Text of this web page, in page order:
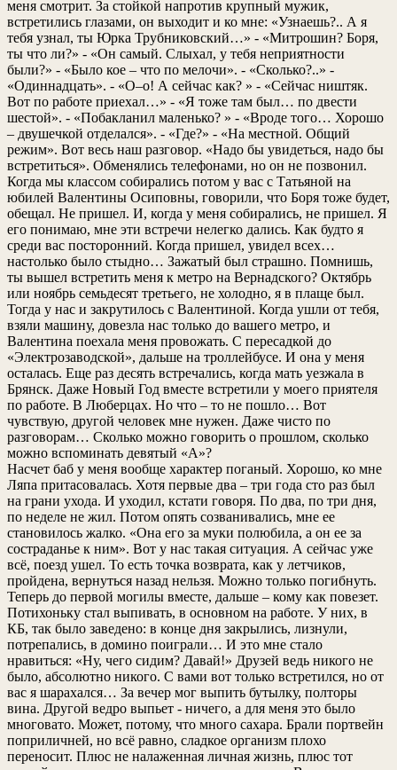
меня смотрит. За стойкой напротив крупный мужик,
встретились глазами, он выходит и ко мне: «Узнаешь?.. А я
тебя узнал, ты Юрка Трубниковский…» - «Митрошин? Боря,
ты что ли?» - «Он самый. Слыхал, у тебя неприятности
были?» - «Было кое – что по мелочи». - «Сколько?..» -
«Одиннадцать». - «О–о! А сейчас как? » - «Сейчас ништяк.
Вот по работе приехал…» - «Я тоже там был… по двести
шестой». - «Побакланил маленько? » - «Вроде того… Хорошо
– двушечкой отделался». - «Где?» - «На местной. Общий
режим». Вот весь наш разговор. «Надо бы увидеться, надо бы
встретиться». Обменялись телефонами, но он не позвонил.
Когда мы классом собирались потом у вас с Татьяной на
юбилей Валентины Осиповны, говорили, что Боря тоже будет,
обещал. Не пришел. И, когда у меня собирались, не пришел. Я
его понимаю, мне эти встречи нелегко дались. Как будто я
среди вас посторонний. Когда пришел, увидел всех…
настолько было стыдно… Зажатый был страшно. Помнишь,
ты вышел встретить меня к метро на Вернадского? Октябрь
или ноябрь семьдесят третьего, не холодно, я в плаще был.
Тогда у нас и закрутилось с Валентиной. Когда ушли от тебя,
взяли машину, довезла нас только до вашего метро, и
Валентина поехала меня провожать. С пересадкой до
«Электрозаводской», дальше на троллейбусе. И она у меня
осталась. Еще раз десять встречались, когда мать уезжала в
Брянск. Даже Новый Год вместе встретили у моего приятеля
по работе. В Люберцах. Но что – то не пошло… Вот
чувствую, другой человек мне нужен. Даже чисто по
разговорам… Сколько можно говорить о прошлом, сколько
можно вспоминать девятый «А»?
Насчет баб у меня вообще характер поганый. Хорошо, ко мне
Ляпа притасовалась. Хотя первые два – три года сто раз был
на грани ухода. И уходил, кстати говоря. По два, по три дня,
по неделе не жил. Потом опять созванивались, мне ее
становилось жалко. «Она его за муки полюбила, а он ее за
состраданье к ним». Вот у нас такая ситуация. А сейчас уже
всё, поезд ушел. То есть точка возврата, как у летчиков,
пройдена, вернуться назад нельзя. Можно только погибнуть.
Теперь до первой могилы вместе, дальше – кому как повезет.
Потихоньку стал выпивать, в основном на работе. У них, в
КБ, так было заведено: в конце дня закрылись, лизнули,
потрепались, в домино поиграли… И это мне стало
нравиться: «Ну, чего сидим? Давай!» Друзей ведь никого не
было, абсолютно никого. С вами вот только встретился, но от
вас я шарахался… За вечер мог выпить бутылку, полторы
вина. Другой ведро выпьет - ничего, а для меня это было
многовато. Может, потому, что много сахара. Брали портвейн
поприличней, но всё равно, сладкое организм плохо
переносит. Плюс не налаженная личная жизнь, плюс тот